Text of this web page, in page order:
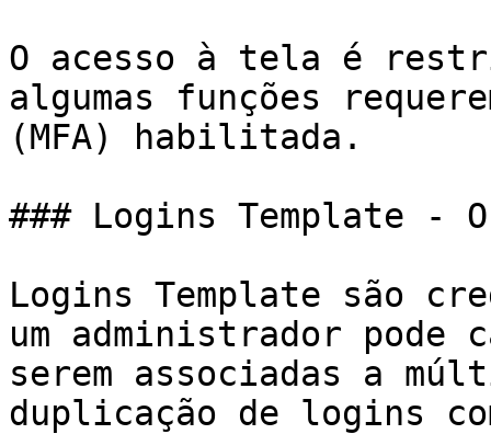
O acesso à tela é
algumas funções
(MFA) habilitada.
### Logins Template -
Logins Template são
um administrador pode
serem associadas a
duplicação de logins